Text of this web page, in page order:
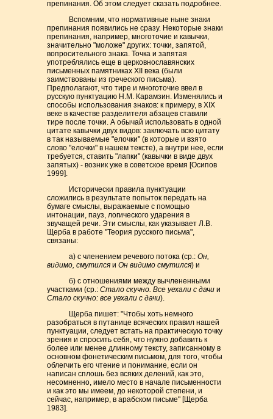
препинания. Об этом следует сказать подробнее.
Вспомним, что нормативные ныне знаки
препинания появились не сразу. Некоторые знаки
препинания, например, многоточие и кавычки,
значительно "моложе" других: точки, запятой,
вопросительного знака. Точка и запятая
употреблялись еще в церковнославянских
письменных памятниках XII века (были
заимствованы из греческого письма).
Предполагают, что тире и многоточие ввел в
русскую пунктуацию Н.М. Карамзин. Изменялись и
способы использования знаков: к примеру, в XIX
веке в качестве разделителя абзацев ставили
тире после точки. А обычай использовать в одной
цитате кавычки двух видов: заключать всю цитату
в так называемые "елочки" (в которые и взято
слово "елочки" в нашем тексте), а внутри нее, если
требуется, ставить "лапки" (кавычки в виде двух
запятых) - возник уже в советское время [Осипов
1999].
Исторически правила пунктуации
сложились в результате попыток передать на
бумаге смыслы, выражаемые с помощью
интонации, пауз, логического ударения в
звучащей речи. Эти смыслы, как указывает Л.В.
Щерба в работе "Теория русского письма",
связаны:
а) с членением речевого потока (ср.:Он,
видимо, смутился иОн видимо смутился) и
б) с отношениями между вычлененными
участками (ср.:Стало скучно. Все уехали с дачи и
Стало скучно: все уехали с дачи).
Щерба пишет: "Чтобы хоть немного
разобраться в путанице всяческих правил нашей
пунктуации, следует встать на практическую точку
зрения и спросить себя, что нужно добавить к
более или менее длинному тексту, записанному в
основном фонетическим письмом, для того, чтобы
облегчить его чтение и понимание, если он
написан сплошь без всяких делений, как это,
несомненно, имело место в начале письменности
и как это мы имеем, до некоторой степени, и
сейчас, например, в арабском письме" [Щерба
1983].